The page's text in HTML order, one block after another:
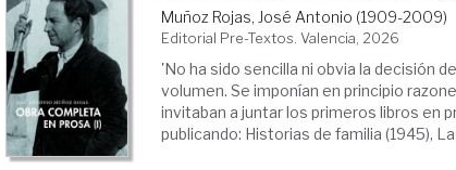
Muñoz Rojas, José Antonio (1909-2009)
Editorial Pre-Textos. Valencia, 2026
'No ha sido sencilla ni obvia la decisión
volumen. Se imponían en principio
invitaban a juntar los primeros libros en
publicando: Historias de familia (1945),